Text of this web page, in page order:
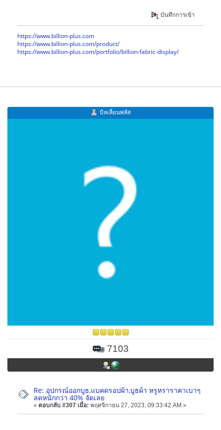
บันทึกการเข้า
https://www.billion-plus.com
https://www.billion-plus.com/product/
https://www.billion-plus.com/portfolio/billion-fabric-display/
บิลเลี่ยนพลัส
7103
Re: อุปกรณ์ออกบูธ,แบคดรอปผ้า,บูธผ้า หรูหราราคาเบาๆ
ลดหนักกว่า 40% จัดเลย
« ตอบกลับ #307 เมื่อ: พฤศจิกายน 27, 2023, 09:33:42 AM »